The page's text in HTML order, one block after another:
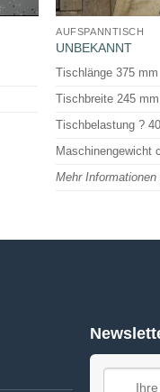
AUFSPANNTISCH
UNBEKANNT
Tischlänge 375 mm
Tischbreite 245 mm
Tischbelastung ?
Maschinengewicht
Mehr